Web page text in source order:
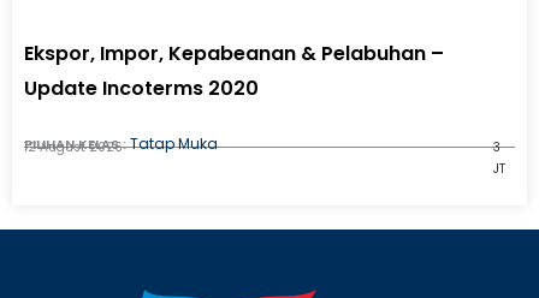
Ekspor, Impor, Kepabeanan & Pelabuhan –
Update Incoterms 2020
PILIHAN KELAS :Tatap Muka
12 August 2026
3
JT